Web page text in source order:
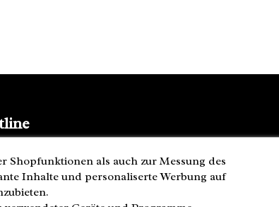
Shopfunktionen als auch zur Messung des
Inhalte und personaliserte Werbung auf